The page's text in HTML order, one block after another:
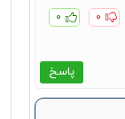
۰ ۰
پاسخ